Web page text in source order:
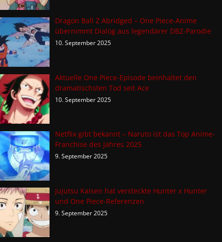
Dragon Ball Z Abridged – One Piece-Anime
übernimmt Dialog aus legendärer DBZ-Parodie
10. September 2025
Aktuelle One Piece-Episode beinhaltet den
dramatischsten Tod seit Ace
10. September 2025
Netflix gibt bekannt – Naruto ist das Top Anime-
Franchise des Jahres 2025
9. September 2025
Jujutsu Kaisen hat versteckte Hunter x Hunter
und One Piece-Referenzen
9. September 2025